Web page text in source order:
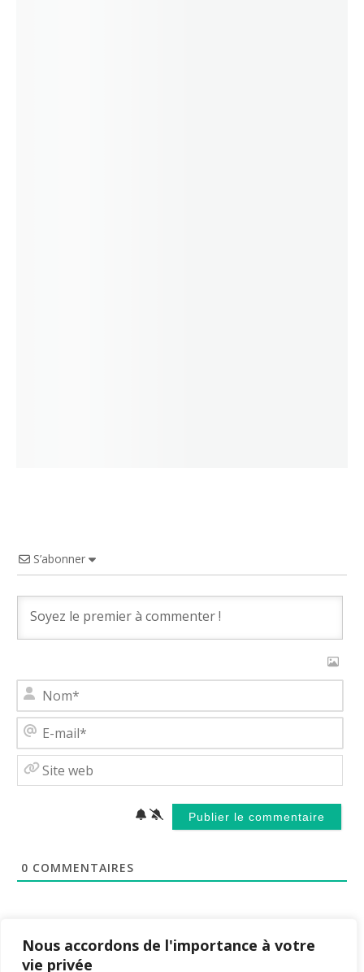
Nous accordons de l'importance à votre
vie privée
S’abonner
0 COMMENTAIRES